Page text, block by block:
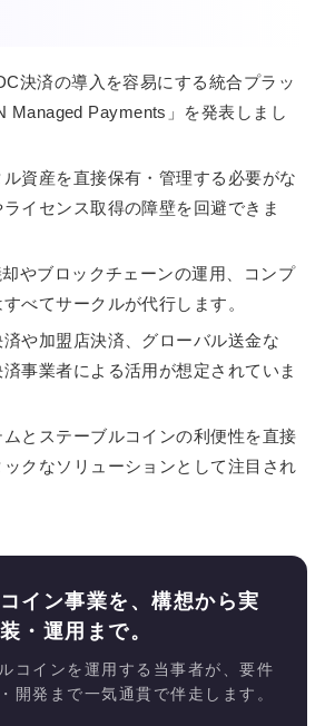
決済の導入を容易にする統合プラッ
Managed Payments」を発表しまし
資産を直接保有・管理する必要がな
イセンス取得の障壁を回避できま
やブロックチェーンの運用、コンプ
べてサークルが代行します。
や加盟店決済、グローバル送金な
事業者による活用が想定されていま
とステーブルコインの利便性を直接
クなソリューションとして注目され
イン事業を、構想から実
装・運用まで。
コインを運用する当事者が、要件
開発まで一気通貫で伴走します。